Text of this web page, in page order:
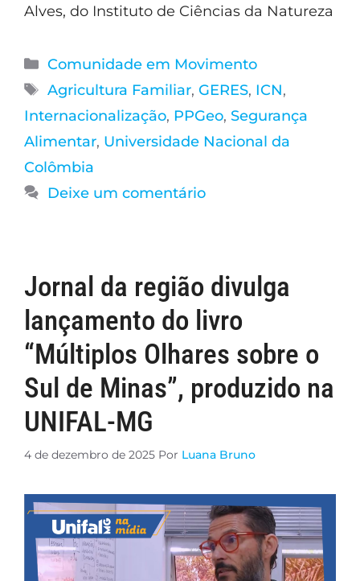
Alves, do Instituto de Ciências da Natureza
Comunidade em Movimento
Agricultura Familiar, GERES, ICN,
Internacionalização, PPGeo, Segurança
Alimentar, Universidade Nacional da
Colômbia
Deixe um comentário
Jornal da região divulga
lançamento do livro
“Múltiplos Olhares sobre o
Sul de Minas”, produzido na
UNIFAL-MG
4 de dezembro de 2025 Por Luana Bruno